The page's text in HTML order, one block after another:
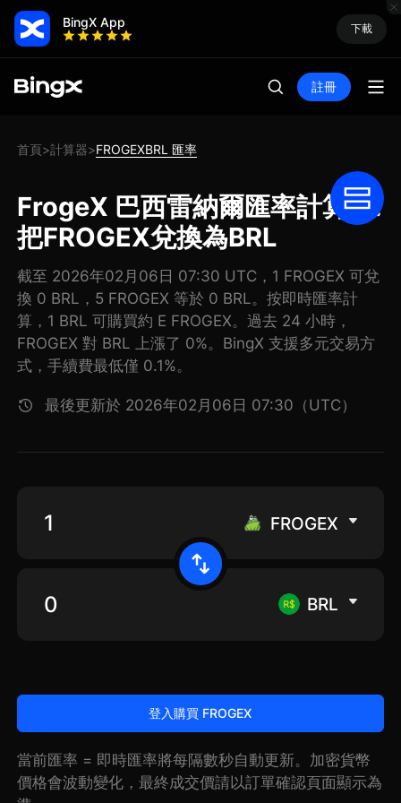
BingX App 下載
註冊
首頁>計算器>FROGEXBRL 匯率
FrogeX 巴西雷納爾匯率計算器:
把FROGEX兌換為BRL
截至 2026年02月06日 07:30 UTC，1 FROGEX 可兌
換 0 BRL，5 FROGEX 等於 0 BRL。按即時匯率計
算，1 BRL 可購買約 E FROGEX。過去 24 小時，
FROGEX 對 BRL 上漲了 0%。BingX 支援多元交易方
式，手續費最低僅 0.1%。
最後更新於 2026年02月06日 07:30（UTC）
FROGEX
BRL
登入購買 FROGEX
當前匯率 = 即時匯率將每隔數秒自動更新。加密貨幣
價格會波動變化，最終成交價請以訂單確認頁面顯示為